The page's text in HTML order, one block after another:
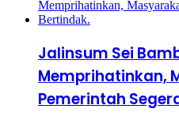
Jalinsum Sei
Memprihatinkan,
Pemerintah